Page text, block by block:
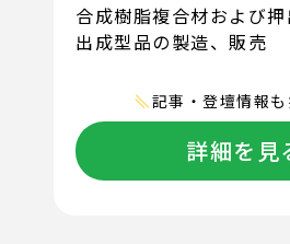
合成樹脂複合材および
出成型品の製造、販売
記事・登壇情報
詳細を見